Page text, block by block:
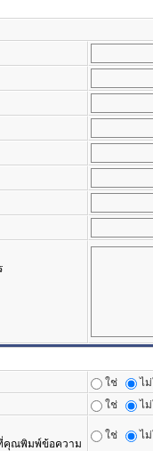
ใช่
ไ
ใช่
ไ
ที่คุณพิมพ์ข้อความ
ใช่ ไ